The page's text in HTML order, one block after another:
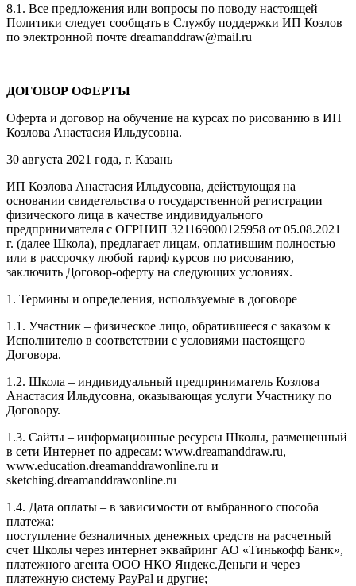
8.1. Все предложения или вопросы по поводу настоящей
Политики следует сообщать в Службу поддержки ИП Козлов
по электронной почте dreamanddraw@mail.ru
ДОГОВОР ОФЕРТЫ
Оферта и договор на обучение на курсах по рисованию в ИП
Козлова Анастасия Ильдусовна.
30 августа 2021 года, г. Казань
ИП Козлова Анастасия Ильдусовна, действующая на
основании свидетельства о государственной регистрации
физического лица в качестве индивидуального
предпринимателя с ОГРНИП 321169000125958 от 05.08.2021
г. (далее Школа), предлагает лицам, оплатившим полностью
или в рассрочку любой тариф курсов по рисованию,
заключить Договор-оферту на следующих условиях.
1. Термины и определения, используемые в договоре
1.1. Участник – физическое лицо, обратившееся с заказом к
Исполнителю в соответствии с условиями настоящего
Договора.
1.2. Школа – индивидуальный предприниматель Козлова
Анастасия Ильдусовна, оказывающая услуги Участнику по
Договору.
1.3. Сайты – информационные ресурсы Школы, размещенный
в сети Интернет по адресам: www.dreamanddraw.ru,
www.education.dreamanddrawonline.ru и
sketching.dreamanddrawonline.ru
1.4. Дата оплаты – в зависимости от выбранного способа
платежа:
поступление безналичных денежных средств на расчетный
счет Школы через интернет эквайринг АО «Тинькофф Банк»,
платежного агента ООО НКО Яндекс.Деньги и через
платежную систему PayPal и другие;